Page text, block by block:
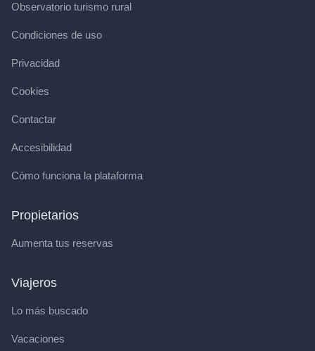
Observatorio turismo rural
Condiciones de uso
Privacidad
Cookies
Contactar
Accesibilidad
Cómo funciona la plataforma
Propietarios
Aumenta tus reservas
Viajeros
Lo más buscado
Vacaciones